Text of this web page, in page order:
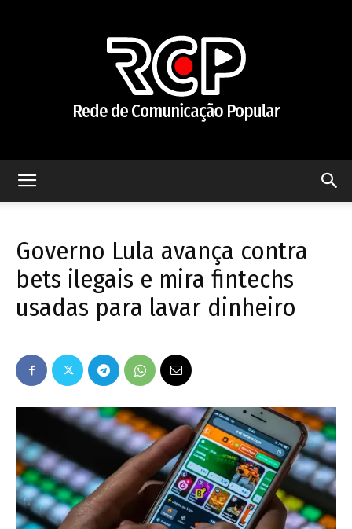
Popular
–
Governo Lula avança contra
bets ilegais e mira fintechs
usadas para lavar dinheiro